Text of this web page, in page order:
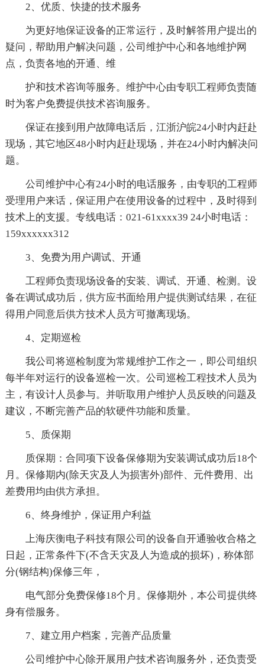
2、优质、快捷的技术服务
为更好地保证设备的正常运行，及时解答用户提出的
疑问，帮助用户解决问题，公司维护中心和各地维护网
点，负责各地的开通、维
护和技术咨询等服务。维护中心由专职工程师负责随
时为客户免费提供技术咨询服务。
保证在接到用户故障电话后，江浙沪皖24小时内赶赴
现场，其它地区48小时内赶赴现场，并在24小时内解决问
题。
公司维护中心有24小时的电话服务，由专职的工程师
受理用户来话，保证用户在使用设备的过程中，及时得到
技术上的支援。专线电话：021-61xxxx39 24小时电话：
159xxxxxx312
3、免费为用户调试、开通
工程师负责现场设备的安装、调试、开通、检测。设
备在调试成功后，供方应书面给用户提供测试结果，在征
得用户同意后供方技术人员方可撤离现场。
4、定期巡检
我公司将巡检制度为常规维护工作之一，即公司组织
每半年对运行的设备巡检一次。公司巡检工程技术人员为
主，有设计人员参与。并听取用户维护人员反映的问题及
建议，不断完善产品的软硬件功能和质量。
5、质保期
质保期：合同项下设备保修期为安装调试成功后18个
月。保修期内(除天灾及人为损害外)部件、元件费用、出
差费用均由供方承担。
6、终身维护，保证用户利益
上海庆衡电子科技有限公司的设备自开通验收合格之
日起，正常条件下(不含天灾及人为造成的损坏)，称体部
分(钢结构)保修三年，
电气部分免费保修18个月。保修期外，本公司提供终
身有偿服务。
7、建立用户档案，完善产品质量
公司维护中心除开展用户技术咨询服务外，还负责受